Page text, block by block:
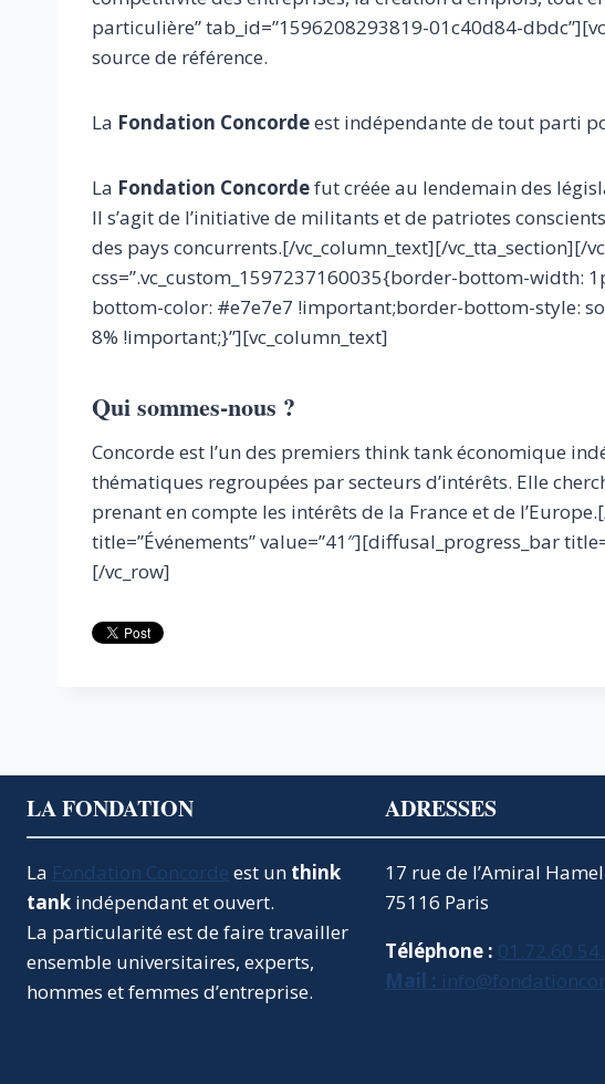
particulière” tab_id=”1596208293819-01c40d84-
source de référence.
La Fondation Concordeest indépendante de tout parti
La Fondation Concordefut créée au lendemain des
Il s’agit de l’initiative de militants et de patriotes
des pays concurrents.[/vc_column_text][/vc_tta_section][/
css=”.vc_custom_1597237160035{border-bottom-
bottom-color: #e7e7e7 !important;border-bottom-style:
8% !important;}”][vc_column_text]
Qui sommes-nous ?
Concorde est l’un des premiers think tank économique
thématiques regroupées par secteurs d’intérêts. Elle
prenant en compte les intérêts de la France et de
title=”Événements” value=”41″][diffusal_progress_bar
[/vc_row]
LA FONDATION
La Fondation Concorde est un think
tank indépendant et ouvert.
La particularité est de faire travailler
ensemble universitaires, experts,
hommes et femmes d’entreprise.
ADRESSES
17 rue de l’Amiral
75116 Paris
Téléphone :
Mail :